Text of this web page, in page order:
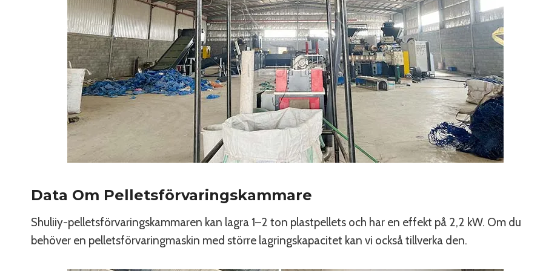
Data Om Pelletsförvaringskammare
Shuliiy-pelletsförvaringskammaren kan lagra 1–2 ton plastpellets och har en effekt på 2,2 kW. Om du
behöver en pelletsförvaringmaskin med större lagringskapacitet kan vi också tillverka den.